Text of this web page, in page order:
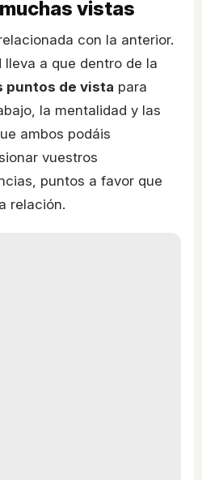
vistas
con la anterior.
a que dentro de la
puntos de vista para
la mentalidad y las
ambos podáis
vuestros
puntos a favor que
relación.